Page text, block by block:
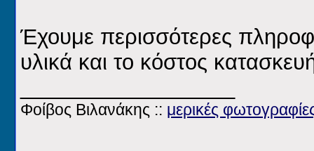
Έχουμε περισσότερες
υλικά και το κόστος
Φοίβος Βιλανάκης :: μερικές